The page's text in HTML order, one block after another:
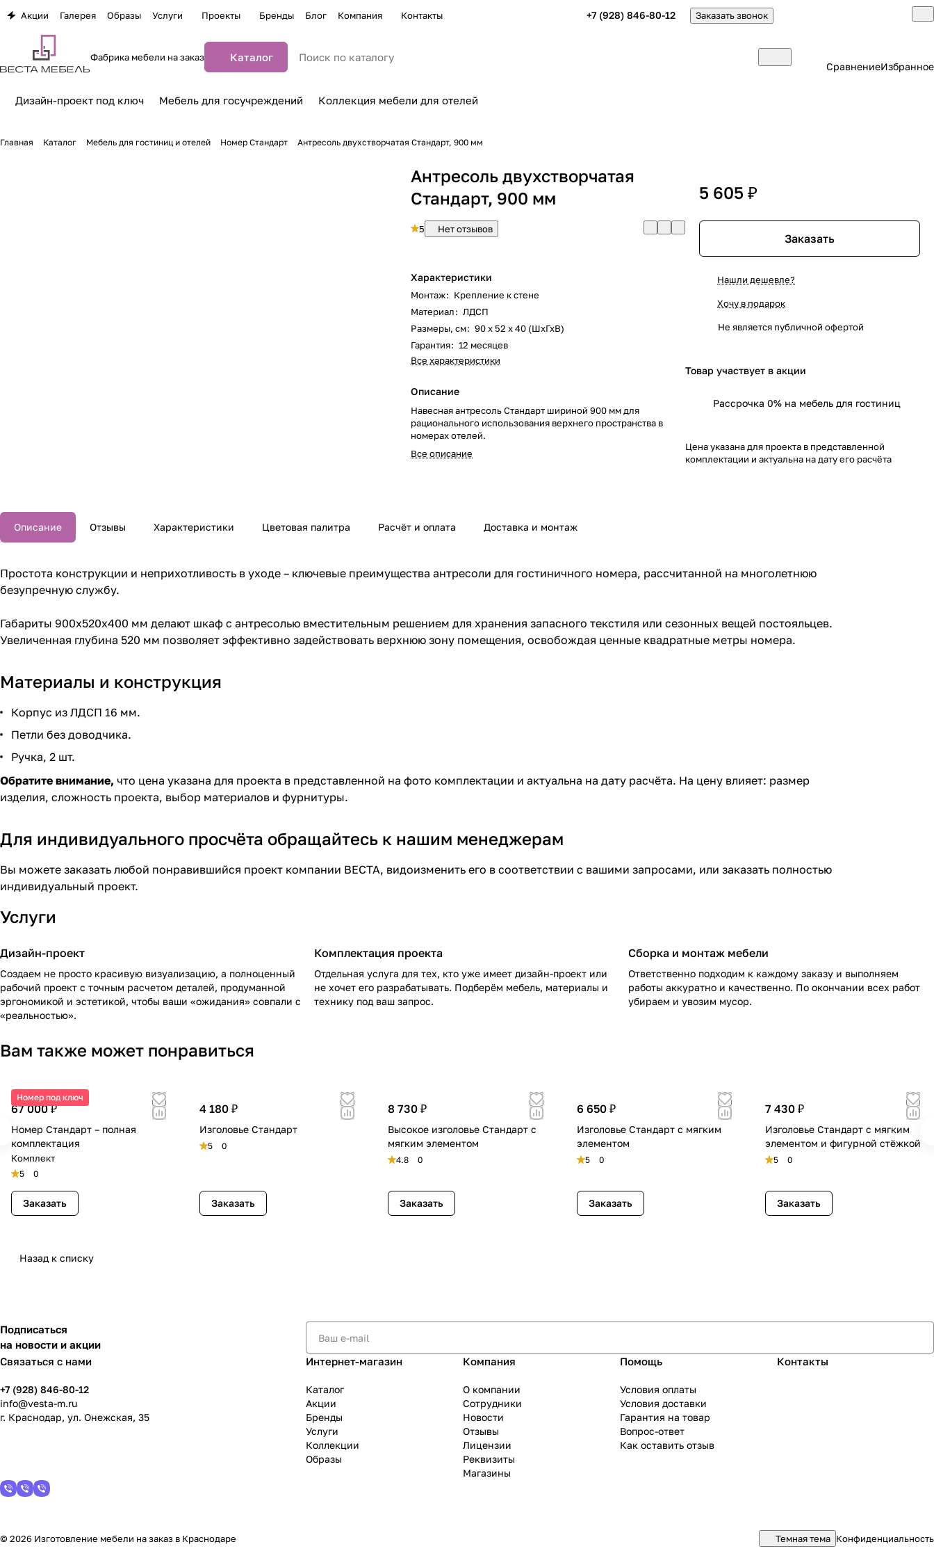
Акции Галерея Образы Услуги Проекты Бренды Блог Компания Контакты +7 (928) 846-80-12 Заказать звонок
Фабрика мебели на заказ Каталог
СравнениеИзбранное
Дизайн-проект под ключ Мебель для госучреждений Коллекция мебели для отелей
Главная Каталог Мебель для гостиниц и отелей Номер Стандарт Антресоль двухстворчатая Стандарт, 900 мм
Антресоль двухстворчатая
Стандарт, 900 мм
5 Нет отзывов
Характеристики
Монтаж: Крепление к стене
Материал: ЛДСП
Размеры, см: 90 х 52 х 40 (ШхГхВ)
Гарантия: 12 месяцев
Все характеристики
Описание
Навесная антресоль Стандарт шириной 900 мм для
рационального использования верхнего пространства в
номерах отелей.
Все описание
5 605 ₽
Заказать
Нашли дешевле?
Хочу в подарок
Не является публичной офертой
Товар участвует в акции
Рассрочка 0% на мебель для гостиниц
Цена указана для проекта в представленной
комплектации и актуальна на дату его расчёта
Описание Отзывы Характеристики Цветовая палитра Расчёт и оплата Доставка и монтаж
Простота конструкции и неприхотливость в уходе – ключевые преимущества антресоли для гостиничного номера, рассчитанной на многолетнюю
безупречную службу.
Габариты 900х520х400 мм делают шкаф с антресолью вместительным решением для хранения запасного текстиля или сезонных вещей постояльцев.
Увеличенная глубина 520 мм позволяет эффективно задействовать верхнюю зону помещения, освобождая ценные квадратные метры номера.
Материалы и конструкция
Корпус из ЛДСП 16 мм.
Петли без доводчика.
Ручка, 2 шт.
Обратите внимание, что цена указана для проекта в представленной на фото комплектации и актуальна на дату расчёта. На цену влияет: размер
изделия, сложность проекта, выбор материалов и фурнитуры.
Для индивидуального просчёта обращайтесь к нашим менеджерам
Вы можете заказать любой понравившийся проект компании ВЕСТА, видоизменить его в соответствии с вашими запросами, или заказать полностью
индивидуальный проект.
Услуги
Дизайн-проект
Создаем не просто красивую визуализацию, а полноценный
рабочий проект с точным расчетом деталей, продуманной
эргономикой и эстетикой, чтобы ваши «ожидания» совпали с
«реальностью».
Комплектация проекта
Отдельная услуга для тех, кто уже имеет дизайн-проект или
не хочет его разрабатывать. Подберём мебель, материалы и
технику под ваш запрос.
Сборка и монтаж мебели
Ответственно подходим к каждому заказу и выполняем
работы аккуратно и качественно. По окончании всех работ
убираем и увозим мусор.
Вам также может понравиться
Номер под ключ
67 000 ₽
Номер Стандарт – полная
комплектация
Комплект
5 0
Заказать
4 180 ₽
Изголовье Стандарт
5 0
Заказать
8 730 ₽
Высокое изголовье Стандарт с
мягким элементом
4.8 0
Заказать
6 650 ₽
Изголовье Стандарт с мягким
элементом
5 0
Заказать
7 430 ₽
Изголовье Стандарт с мягким
элементом и фигурной стёжкой
5 0
Заказать
Назад к списку
Подписаться
на новости и акции
Связаться с нами
+7 (928) 846-80-12
info@vesta-m.ru
г. Краснодар, ул. Онежская, 35
Интернет-магазин
Каталог
Акции
Бренды
Услуги
Коллекции
Образы
Компания
О компании
Сотрудники
Новости
Отзывы
Лицензии
Реквизиты
Магазины
Помощь
Условия оплаты
Условия доставки
Гарантия на товар
Вопрос-ответ
Как оставить отзыв
Контакты
© 2026 Изготовление мебели на заказ в Краснодаре Темная тема Конфиденциальность